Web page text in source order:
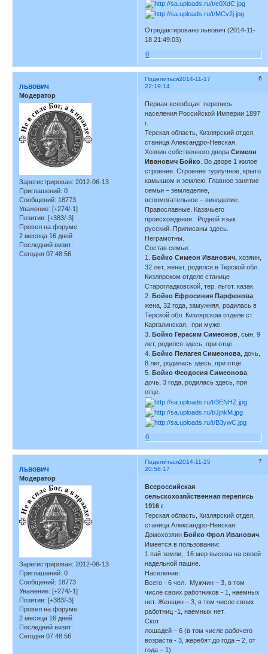
Отредактировано львович (2014-11-
18 21:49:03)
0
Поделиться 6
2014-11-17
22:19:14
львович
Модератор
Зарегистрирован: 2012-06-13
Приглашений: 0
Сообщений: 18773
Уважение: [+274/-1]
Позитив: [+383/-3]
Провел на форуме:
2 месяца 16 дней
Последний визит:
Сегодня 07:48:56
Первая всеобщая перепись
населения Российской Империи 1897
г.
Терская область, Кизлярский отдел,
станица Александро-Невская.
Хозяин собственного двораСимеон
Иванович Бойко . Во дворе 1 жилое
строение. Cтроение турлучное, крыто
камышом и землею. Главное занятие
семьи – земледелие,
вспомогательное – виноделие.
Православные. Казачьего
происхождения. Родной язык
русский. Приписаны здесь.
Неграмотны.
Состав семьи:
1.Бойко Симеон Иванович, хозяин,
32 лет, женат, родился в Терской обл.
Кизлярском отделе станице
Старогладковской, тер. льгот. казак.
2.Бойко Ефросиния Парфенова
жена, 32 года, замужняя, родилась в
Терской обл. Кизлярском отделе ст.
Каргалинская, при муже.
3.Бойко Герасим Симеонов , сын, 9
лет, родился здесь, при отце.
4.Бойко Пелагея Симеонова , дочь,
8 лет, родилась здесь, при отце.
5.Бойко Феодосия Симеонова
дочь, 3 года, родилась здесь, при
отце.
0
Поделиться 7
2014-11-25
20:58:17
львович
Модератор
Зарегистрирован: 2012-06-13
Приглашений: 0
Сообщений: 18773
Уважение: [+274/-1]
Позитив: [+383/-3]
Провел на форуме:
2 месяца 16 дней
Последний визит:
Сегодня 07:48:56
Всероссийская
сельскохозяйственная перепись
1916 г
Терская область, Кизлярский отдел,
станица Александро-Невская.
ДомохозяинБойко Фрол Иванович
Имеется в пользовании:
1 пай земли, 16 мер высева на своей
надельной пашне.
Население:
Всего - 6 чел. Мужчин – 3, в том
числе своих работников - 1, наемных
нет. Женщин – 3, в том числе своих
работниц -1, наемных нет.
Скот:
лошадей – 6 (в том числе рабочего
возраста - 3, жеребят до года – 2, от
года – 1)